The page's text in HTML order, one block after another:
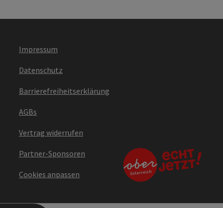
Impressum
Datenschutz
Barrierefreiheitserklärung
AGBs
Vertrag widerrufen
Partner-Sponsoren
Cookies anpassen